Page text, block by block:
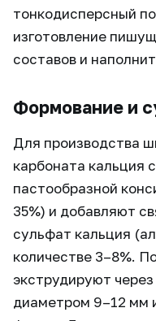
тонкодисперсный
изготовление
составов и
Формование и
Для производства
карбоната кальция
пастообразной
35%) и добавляют
сульфат кальция
количестве 3–8%.
экструдируют
диаметром 9–12 мм